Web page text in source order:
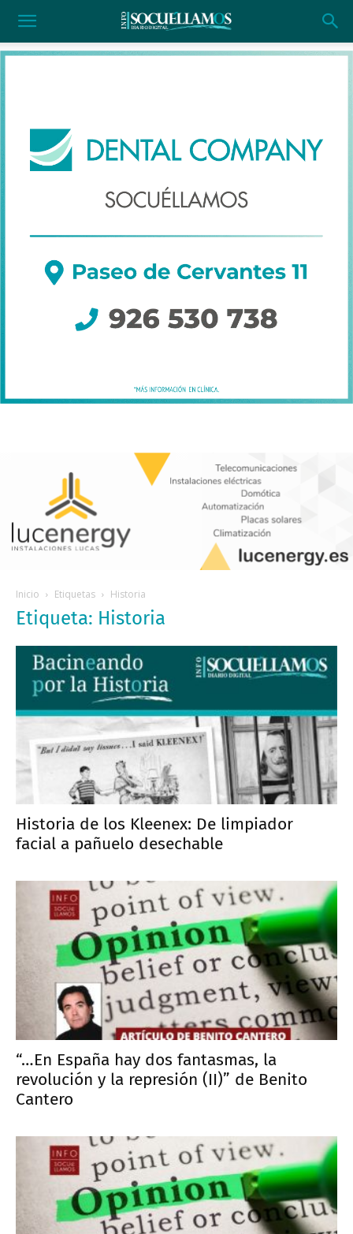
Inicio Etiquetas Historia
Etiqueta: Historia
Historia de los Kleenex: De limpiador
facial a pañuelo desechable
“…En España hay dos fantasmas, la
revolución y la represión (II)” de Benito
Cantero